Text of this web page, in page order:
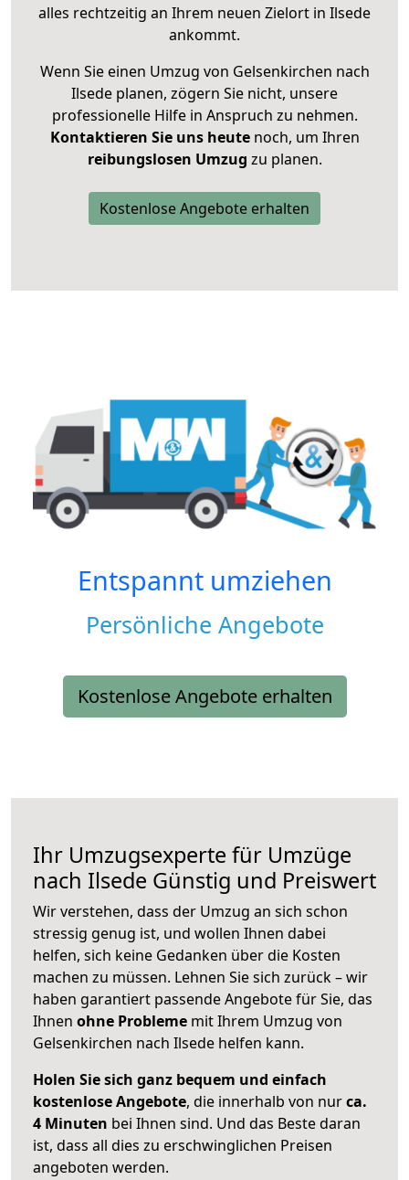
alles rechtzeitig an Ihrem neuen Zielort in Ilsede
ankommt.
Wenn Sie einen Umzug von Gelsenkirchen nach
Ilsede planen, zögern Sie nicht, unsere
professionelle Hilfe in Anspruch zu nehmen.
Kontaktieren Sie uns heutenoch, um Ihren
reibungslosen Umzug zu planen.
Kostenlose Angebote erhalten
Entspannt umziehen
Persönliche Angebote
Kostenlose Angebote erhalten
Ihr Umzugsexperte für Umzüge
nach Ilsede Günstig und Preiswert
Wir verstehen, dass der Umzug an sich schon
stressig genug ist, und wollen Ihnen dabei
helfen, sich keine Gedanken über die Kosten
machen zu müssen. Lehnen Sie sich zurück – wir
haben garantiert passende Angebote für Sie, das
Ihnen ohne Probleme mit Ihrem Umzug von
Gelsenkirchen nach Ilsede helfen kann.
Holen Sie sich ganz bequem und einfach
kostenlose Angebote, die innerhalb von nurca.
4 Minuten bei Ihnen sind. Und das Beste daran
ist, dass all dies zu erschwinglichen Preisen
angeboten werden.